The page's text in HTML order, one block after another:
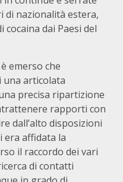
nazionalità estera,
dai Paesi del
emerso che
una articolata
precisa ripartizione
rapporti con
dall’alto disposizioni
era affidata la
il raccordo dei vari
di contatti